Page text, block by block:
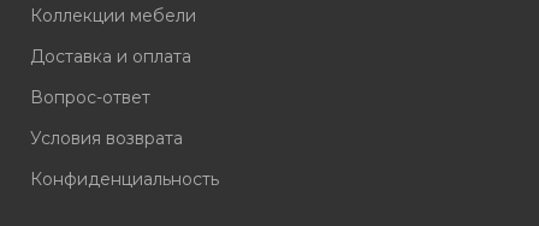
Коллекции мебели
Доставка и оплата
Вопрос-ответ
Условия возврата
Конфиденциальность